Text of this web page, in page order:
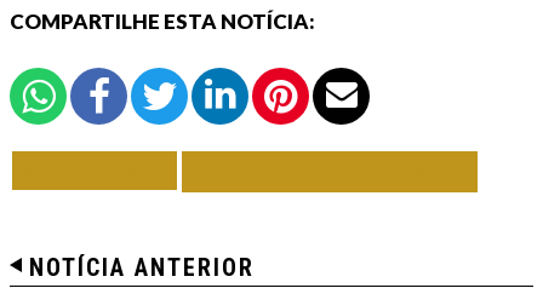
COMPARTILHE ESTA NOTÍCIA:
NOTÍCIA ANTERIOR